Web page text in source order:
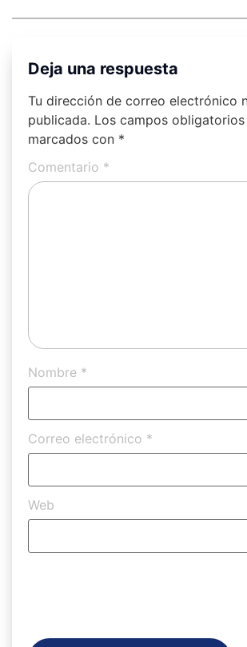
Deja una respuesta
Tu dirección de correo electrónico
publicada. Los campos
marcados con *
Comentario *
Nombre *
Correo electrónico *
Web